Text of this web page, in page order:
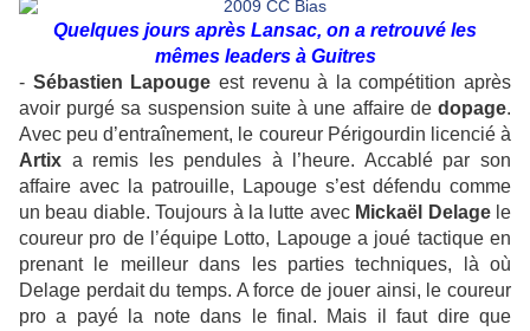
Quelques jours après Lansac, on a retrouvé les
mêmes leaders à Guitres
- Sébastien Lapouge est revenu à la compétition après
avoir purgé sa suspension suite à une affaire de dopage.
Avec peu d’entraînement, le coureur Périgourdin licencié à
Artix a remis les pendules à l’heure. Accablé par son
affaire avec la patrouille, Lapouge s’est défendu comme
un beau diable. Toujours à la lutte avec Mickaël Delagele
coureur pro de l’équipe Lotto, Lapouge a joué tactique en
prenant le meilleur dans les parties techniques, là où
Delage perdait du temps. A force de jouer ainsi, le coureur
pro a payé la note dans le final. Mais il faut dire que